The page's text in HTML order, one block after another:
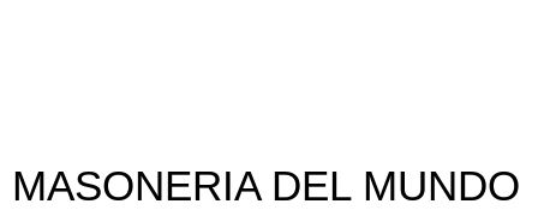
MASONERIA DEL MUNDO